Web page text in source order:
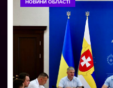
НОВИНИ ОБЛАСТІ